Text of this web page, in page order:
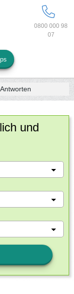
0800 000 98
07
und